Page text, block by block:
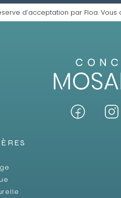
d’acceptation par Floa.